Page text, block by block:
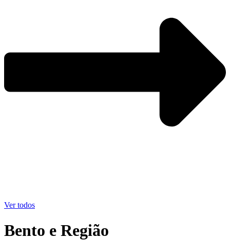
Ver todos
Bento e Região